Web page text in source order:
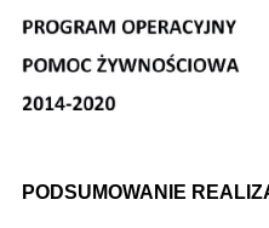
PODSUMOWANIE